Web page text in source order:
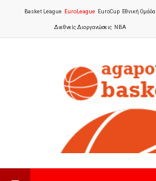
Basket League EuroLeague EuroCup Εθνική Ομάδα
Διεθνείς Διοργανώσεις NBA